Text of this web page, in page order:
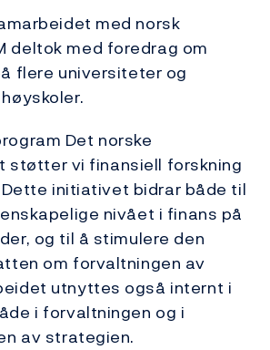
med norsk
deltok med foredrag om
flere universiteter og
Det norske
støtter vi finansiell forskning
Dette initiativet bidrar både til
nivået i finans på
og til å stimulere den
om forvaltningen av
utnyttes også internt i
i forvaltningen og i
av strategien.